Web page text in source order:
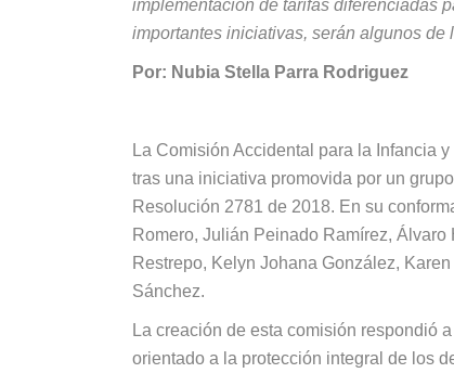
implementación de tarifas diferenciadas
importantes iniciativas, serán algunos
Por: Nubia Stella Parra Rodriguez
La Comisión Accidental para la Infancia
tras una iniciativa promovida por un
Resolución 2781 de 2018. En su
Romero, Julián Peinado Ramírez,
Restrepo, Kelyn Johana González,
Sánchez.
La creación de esta comisión respondió
orientado a la protección integral de los